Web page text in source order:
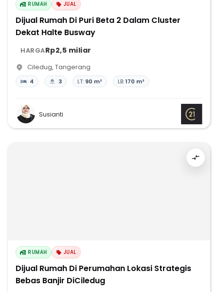
RUMAH JUAL
Dijual Rumah Di Puri Beta 2 Dalam Cluster
Dekat Halte Busway
HARGARp2,5 miliar
Ciledug, Tangerang
4 3 LT: 90 m² LB:170 m²
Susianti
RUMAH JUAL
Dijual Rumah Di Perumahan Lokasi Strategis
Bebas Banjir DiCiledug